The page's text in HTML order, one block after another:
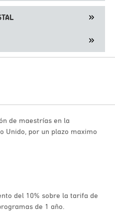
de maestrías en la
Unido, por un plazo maximo
del 10% sobre la tarifa de
de 1 año.